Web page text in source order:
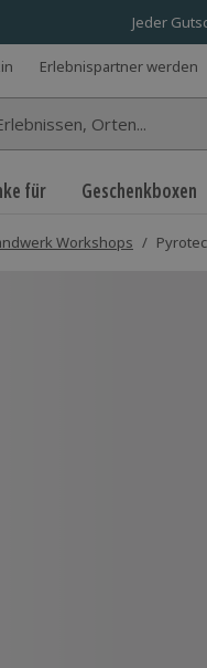
Jeder
Erlebnispartner werden
für Geschenkboxen
Workshops /